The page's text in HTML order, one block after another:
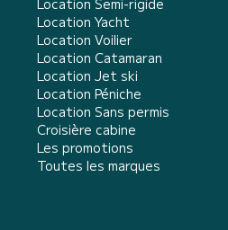
Location Semi-rigide
Location Yacht
Location Voilier
Location Catamaran
Location Jet ski
Location Péniche
Location Sans permis
Croisière cabine
Les promotions
Toutes les marques